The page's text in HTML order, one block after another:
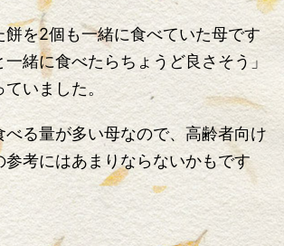
餅を2個も一緒に食べていた母です
一緒に食べたらちょうど良さそう」
いました。
べる量が多い母なので、高齢者向け
参考にはあまりならないかもです